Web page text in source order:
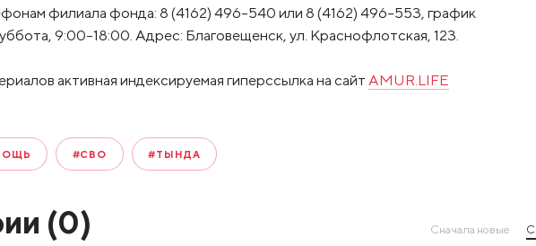
филиала фонда: 8 (4162) 496-540 или 8 (4162) 496-553, график
9:00-18:00. Адрес: Благовещенск, ул. Краснофлотская, 123.
активная индексируемая гиперссылка на сайт AMUR.LIFE
#СВО #ТЫНДА
(0) Сначала новые